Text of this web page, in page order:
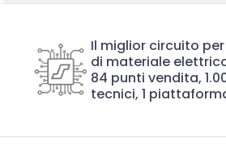
Il miglior circuito
di materiale
84 punti vendita,
tecnici, 1